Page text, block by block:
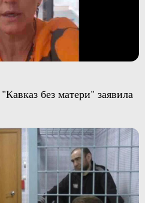
без матери" заявила